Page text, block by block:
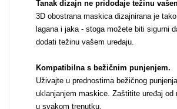
Tanak dizajn ne pridodaje težinu
3D obostrana maskica dizajnirana je
lagana i jaka - stoga možete biti sigurni
dodati težinu vašem uređaju.
Kompatibilna s bežičnim punjenjem.
Uživajte u prednostima bežičnog
uklanjanjem maskice. Zaštitite uređaj od
u svakom trenutku.
Sportski motivi Obiteljski